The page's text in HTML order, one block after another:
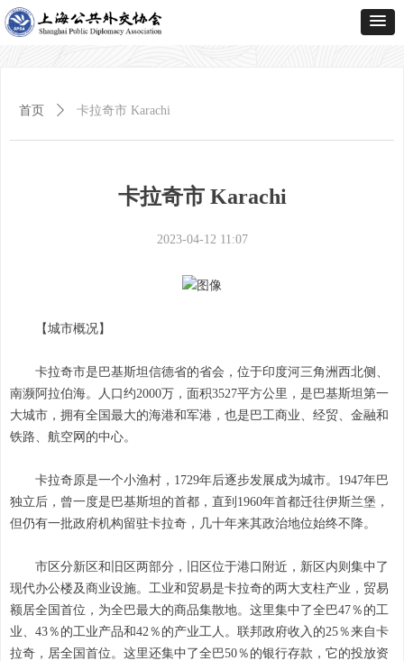
卡拉奇市 Karachi
【城市概况】
卡拉奇市是巴基斯坦信德省的省会，位于印度河三角洲西北侧、
南濒阿拉伯海。人口约2000万，面积3527平方公里，是巴基斯坦第一
大城市，拥有全国最大的海港和军港，也是巴工商业、经贸、金融和
铁路、航空网的中心。
卡拉奇原是一个小渔村，1729年后逐步发展成为城市。1947年巴
独立后，曾一度是巴基斯坦的首都，直到1960年首都迁往伊斯兰堡，
但仍有一批政府机构留驻卡拉奇，几十年来其政治地位始终不降。
市区分新区和旧区两部分，旧区位于港口附近，新区内则集中了
现代办公楼及商业设施。工业和贸易是卡拉奇的两大支柱产业，贸易
额居全国首位，为全巴最大的商品集散地。这里集中了全巴47％的工
业、43％的工业产品和42％的产业工人。联邦政府收入的25％来自卡
拉奇，居全国首位。这里还集中了全巴50％的银行存款，它的投放资
首页 ꄲ 卡拉奇市 Karachi
2023-04-12 11:07